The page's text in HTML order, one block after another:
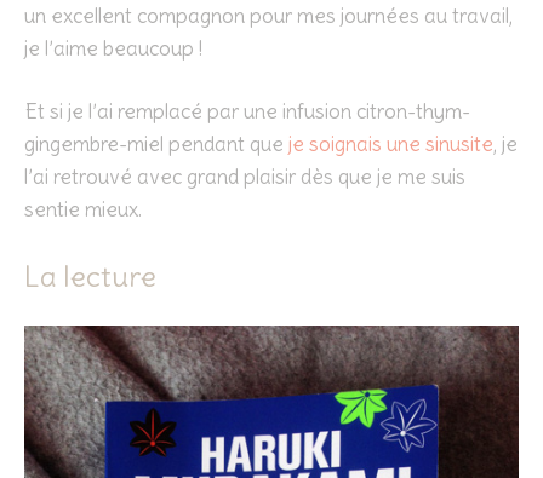
un excellent compagnon pour mes journées au travail,
je l’aime beaucoup !
Et si je l’ai remplacé par une infusion citron-thym-
gingembre-miel pendant que je soignais une sinusite, je
l’ai retrouvé avec grand plaisir dès que je me suis
sentie mieux.
La lecture